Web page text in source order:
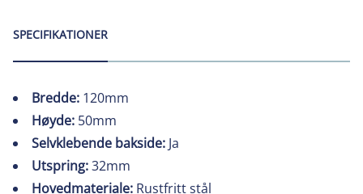
SPECIFIKATIONER
Bredde: 120mm
Høyde: 50mm
Selvklebende bakside: Ja
Utspring:32mm
Hovedmateriale: Rustfritt stål